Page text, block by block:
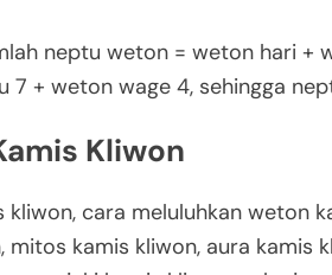
neptu weton = weton hari +
7 + weton wage 4, sehingga
Kliwon